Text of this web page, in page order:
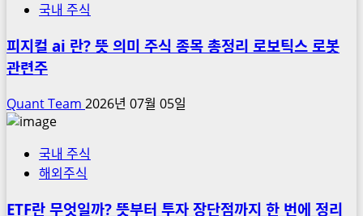
국내 주식
피지컬 ai 란? 뜻 의미 주식 종목 총정리 로보틱스 로봇
관련주
Quant Team 2026년 07월 05일
국내 주식
해외주식
ETF란 무엇일까? 뜻부터 투자 장단점까지 한 번에 정리